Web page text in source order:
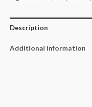
Description
Additional information